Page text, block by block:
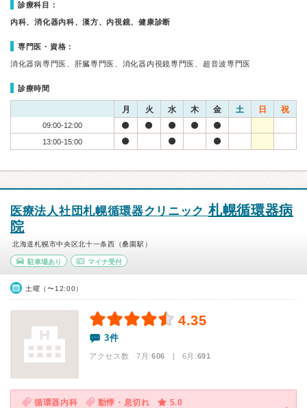
診療科目：
内科、消化器内科、漢方、内視鏡、健康診断
専門医・資格：
消化器病専門医、肝臓専門医、消化器内視鏡専門医、超音波専門医
診療時間
月 火 水 木 金 土 日 祝
09:00-12:00
13:00-15:00
医療法人社団札幌循環器クリニック 札幌循環器病
院
北海道札幌市中央区北十一条西（桑園駅）
駐車場あり マイナ受付
土曜（〜12:00）
4.35
3件
アクセス数 7月:606 | 6月:691
循環器内科 動悸・息切れ
5.0